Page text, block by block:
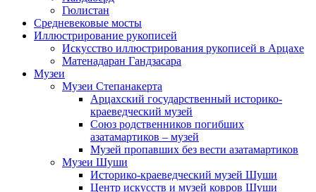
Гюлистан
Средневековые мосты
Иллюстрирование рукописей
Искусство иллюстрирования рукописей в Арцахе
Матенадаран Гандзасара
Музеи
Музеи Степанакерта
Арцахский государственный историко-
краеведческий музей
Союз родственников погибших
азатамартиков – музей
Музей пропавших без вести азатамартиков
Музеи Шуши
Историко-краеведческий музей Шуши
Центр искусств и музей ковров Шуши